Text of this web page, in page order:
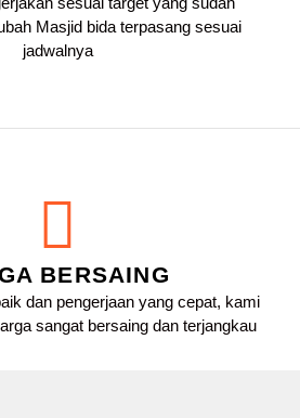
Masjid bida terpasang sesuai
jadwalnya
BERSAING
dan pengerjaan yang cepat, kami
sangat bersaing dan terjangkau